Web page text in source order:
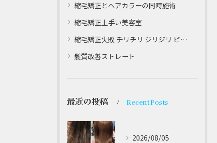
縮毛矯正とヘアカラーの同時施術
縮毛矯正上手い美容室
縮毛矯正失敗 チリチリ ジリジリ ビビり直し専門
髪質改善ストレート
最近の投稿 Recent Posts
2026/08/05